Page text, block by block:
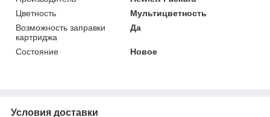
Цветность
Мультицветность
Возможность заправки
картриджа
Да
Состояние Новое
Условия доставки